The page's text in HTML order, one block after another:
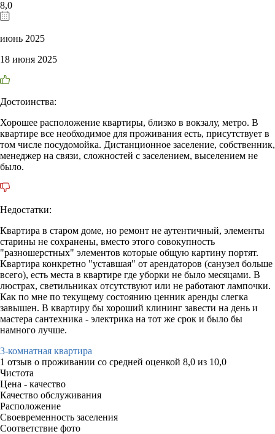
8,0
июнь 2025
18 июня 2025
Достоинства:
Хорошее расположение квартиры, близко в вокзалу, метро. В
квартире все необходимое для проживания есть, присутствует в
том числе посудомойка. Дистанционное заселение, собственник,
менеджер на связи, сложностей с заселением, выселением не
было.
Недостатки:
Квартира в старом доме, но ремонт не аутентичный, элементы
старины не сохранены, вместо этого совокупность
"разношерстных" элементов которые общую картину портят.
Квартира конкретно "уставшая" от арендаторов (санузел больше
всего), есть места в квартире где уборки не было месяцами. В
люстрах, светильниках отсутствуют или не работают лампочки.
Как по мне по текущему состоянию ценник аренды слегка
завышен. В квартиру бы хороший клининг завести на день и
мастера сантехника - электрика на тот же срок и было бы
намного лучше.
3-комнатная квартира
1 отзыв о проживании со средней оценкой 8,0 из 10,0
Чистота
Цена - качество
Качество обслуживания
Расположение
Своевременность заселения
Соответствие фото